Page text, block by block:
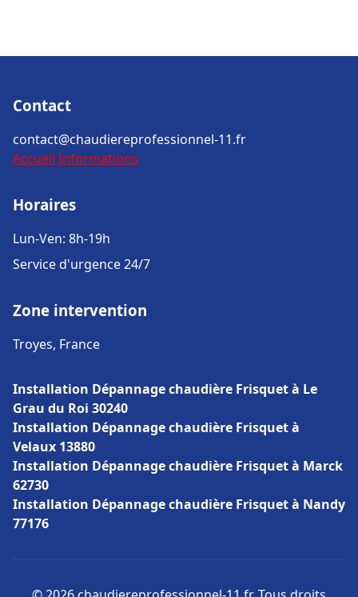
Contact
contact@chaudiereprofessionnel-11.fr
Accueil Informations
Horaires
Lun-Ven: 8h-19h
Service d'urgence 24/7
Zone intervention
Troyes, France
Installation Dépannage chaudière Frisquet à Le
Grau du Roi 30240
Installation Dépannage chaudière Frisquet à
Velaux 13880
Installation Dépannage chaudière Frisquet à Marck
62730
Installation Dépannage chaudière Frisquet à Nandy
77176